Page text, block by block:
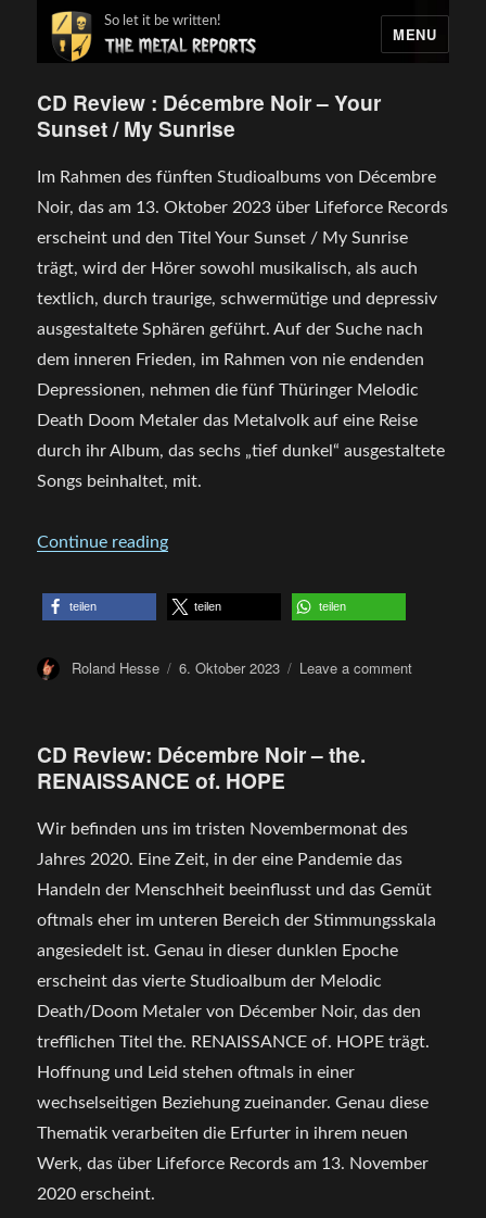
MENU
So let it be written!
CD Review : Décembre Noir – Your
Sunset / My Sunrise
Im Rahmen des fünften Studioalbums von Décembre
Noir, das am 13. Oktober 2023 über Lifeforce Records
erscheint und den Titel Your Sunset / My Sunrise
trägt, wird der Hörer sowohl musikalisch, als auch
textlich, durch traurige, schwermütige und depressiv
ausgestaltete Sphären geführt. Auf der Suche nach
dem inneren Frieden, im Rahmen von nie endenden
Depressionen, nehmen die fünf Thüringer Melodic
Death Doom Metaler das Metalvolk auf eine Reise
durch ihr Album, das sechs „tief dunkel“ ausgestaltete
Songs beinhaltet, mit.
Continue reading„CD Review : Décembre Noir – Your
teilen teilen teilen
Author
Roland Hesse
Posted
6. Oktober 2023 Leave a commenton
My
Sunrise
CD Review: Décembre Noir – the.
RENAISSANCE of. HOPE
Wir befinden uns im tristen Novembermonat des
Jahres 2020. Eine Zeit, in der eine Pandemie das
Handeln der Menschheit beeinflusst und das Gemüt
oftmals eher im unteren Bereich der Stimmungsskala
angesiedelt ist. Genau in dieser dunklen Epoche
erscheint das vierte Studioalbum der Melodic
Death/Doom Metaler von Décember Noir, das den
trefflichen Titel the. RENAISSANCE of. HOPE trägt.
Hoffnung und Leid stehen oftmals in einer
wechselseitigen Beziehung zueinander. Genau diese
Thematik verarbeiten die Erfurter in ihrem neuen
Werk, das über Lifeforce Records am 13. November
2020 erscheint.